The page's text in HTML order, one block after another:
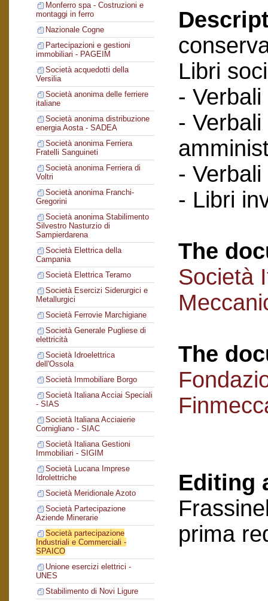
Monferro spa - Costruzioni e
montaggi in ferro
Nazionale Cogne
Partecipazioni e gestioni
immobiliari - PAGEIM
Società acquedotti della
Versilia
Società anonima delle ferriere
italiane
Società anonima distribuzione
energia Aosta - SADEA
Società anonima Ferriera
Fratelli Sanguineti
Società anonima Ferriera di
Voltri
Società anonima Franchi-
Gregorini
Società anonima Stabilimento
Silvestro Nasturzio di
Sampierdarena
Società Elettrica della
Campania
Società Elettrica Teramo
Società Esercizi Siderurgici e
Metallurgici
Società Ferrovie Marchigiane
Società Generale Pugliese di
elettricità
Società Idroelettrica
dell'Ossola
Società Immobiliare Borgo
Società Italiana Acciai Speciali
- SIAS
Società Italiana Acciaierie
Cornigliano - SIAC
Società Italiana Gestioni
Immobiliari - SIGIM
Società Lucana Imprese
Idrolettriche
Società Meridionale Azoto
Società Partecipazione
Aziende Minerarie
Società partecipazione
Industriali e Commerciali -
SPAICO
Unione esercizi elettrici -
UNES
Stabilimento di Novi Ligure
Libri
-
-
-
- Libri
The
Società
The
Editing
prima